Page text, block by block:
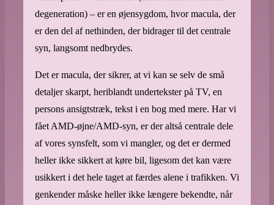
degeneration) – er en øjensygdom, hvor macula, der
er den del af nethinden, der bidrager til det centrale
syn, langsomt nedbrydes.
Det er macula, der sikrer, at vi kan se selv de små
detaljer skarpt, heriblandt undertekster på TV, en
persons ansigtstræk, tekst i en bog med mere. Har vi
fået AMD-øjne/AMD-syn, er der altså centrale dele
af vores synsfelt, som vi mangler, og det er dermed
heller ikke sikkert at køre bil, ligesom det kan være
usikkert i det hele taget at færdes alene i trafikken. Vi
genkender måske heller ikke længere bekendte, når